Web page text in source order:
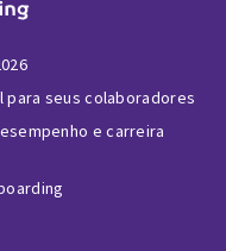
para seus colaboradores
e carreira